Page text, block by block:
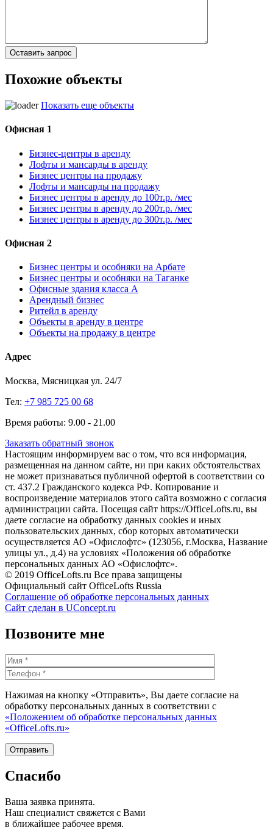
Похожие объекты
Показать еще объекты
Офисная 1
Бизнес-центры в аренду
Лофты и мансарды в аренду
Бизнес центры на продажу
Лофты и мансарды на продажу
Бизнес центры в аренду до 100т.р. /мес
Бизнес центры в аренду до 200т.р. /мес
Бизнес центры в аренду до 300т.р. /мес
Офисная 2
Бизнес центры и особняки на Арбате
Бизнес центры и особняки на Таганке
Офисные здания класса А
Арендный бизнес
Ритейл в аренду
Объекты в аренду в центре
Объекты на продажу в центре
Адрес
Москва, Мясницкая ул. 24/7
Тел: +7 985 725 00 68
Время работы: 9.00 - 21.00
Заказать обратный звонок
Настоящим информируем вас о том, что вся информация,
размещенная на данном сайте, ни при каких обстоятельствах
не может признаваться публичной офертой в соответствии со
ст. 437.2 Гражданского кодекса РФ. Копирование и
воспроизведение материалов этого сайта возможно с согласия
администрации сайта. Посещая сайт https://OfficeLofts.ru, вы
даете согласие на обработку данных cookies и иных
пользовательских данных, сбор которых автоматически
осуществляется АО «Офислофтс» (123056, г.Москва, Название
улицы ул., д.4) на условиях «Положения об обработке
персональных данных АО «Офислофтс».
© 2019 OfficeLofts.ru Все права защищены
Официальный сайт OfficeLofts Russia
Соглашение об обработке персональных данных
Сайт сделан в UConcept.ru
Позвоните мне
Нажимая на кнопку «Отправить», Вы даете согласие на
обработку персональных данных в соответствии с
«Положением об обработке персональных данных
«OfficeLofts.ru»
Спасибо
Ваша заявка принята.
Наш специалист свяжется с Вами
в ближайшее рабочее время.